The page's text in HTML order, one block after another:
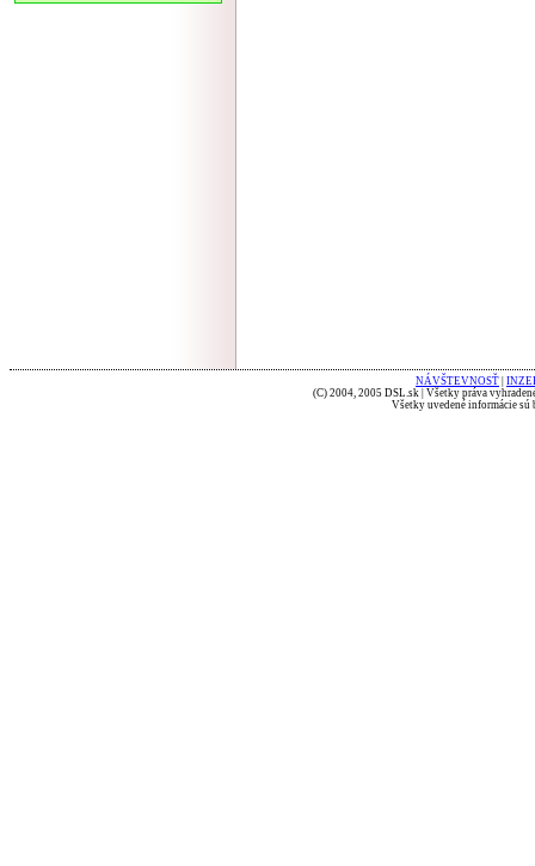
NÁVŠTEVNOSŤ
(C) 2004, 2005 DSL.sk | Všetky práva
Všetky uvedené informácie sú